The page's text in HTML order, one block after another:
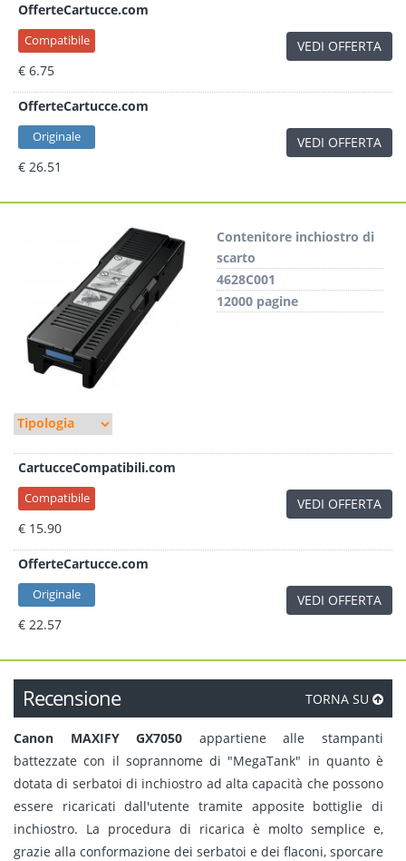
OfferteCartucce.com
Compatibile
€ 6.75
VEDI OFFERTA
OfferteCartucce.com
Originale
€ 26.51
VEDI OFFERTA
Contenitore inchiostro di
scarto
4628C001
12000 pagine
CartucceCompatibili.com
Compatibile
€ 15.90
VEDI OFFERTA
OfferteCartucce.com
Originale
€ 22.57
VEDI OFFERTA
Recensione TORNA SU
Canon MAXIFY GX7050 appartiene alle stampanti
battezzate con il soprannome di "MegaTank" in quanto è
dotata di serbatoi di inchiostro ad alta capacità che possono
essere ricaricati dall'utente tramite apposite bottiglie di
inchiostro. La procedura di ricarica è molto semplice e,
grazie alla conformazione dei serbatoi e dei flaconi, sporcare